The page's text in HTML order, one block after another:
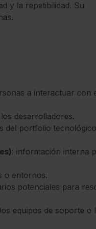
y la repetibilidad. Su
a interactuar con
desarrolladores.
del portfolio tecnológico
: información interna
o entornos.
potenciales para
equipos de soporte o